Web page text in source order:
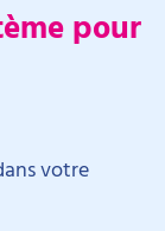
pour
votre